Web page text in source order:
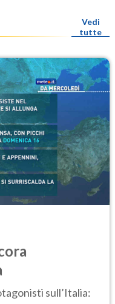
Vedi
tutte
sull’Italia: